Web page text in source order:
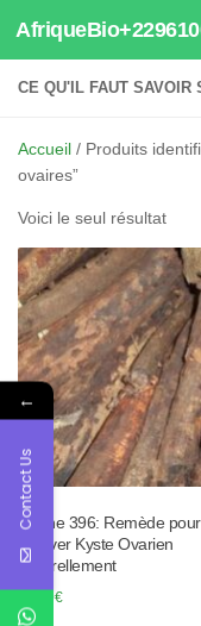
Au dessous du
CE QU'IL FAUT SAVOIR
Accueil / Produits
ovaires”
Voici le seul résultat
Tisane 396: Remède pour
Enlever Kyste Ovarien
Naturellement
40.00€
←
Contact Us